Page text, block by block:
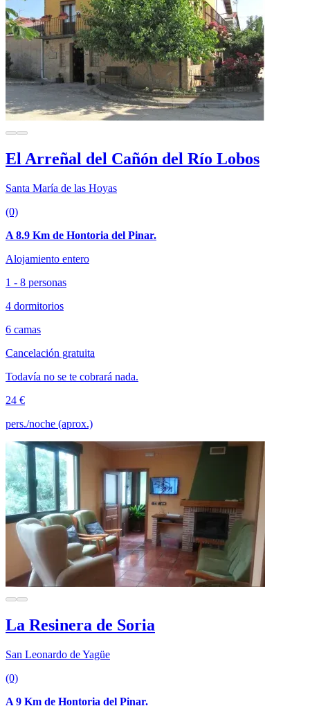
El Arreñal del Cañón del Río Lobos
Santa María de las Hoyas
(0)
A 8.9 Km de Hontoria del Pinar.
Alojamiento entero
1 - 8 personas
4 dormitorios
6 camas
Cancelación gratuita
Todavía no se te cobrará nada.
24 €
pers./noche (aprox.)
La Resinera de Soria
San Leonardo de Yagüe
(0)
A 9 Km de Hontoria del Pinar.